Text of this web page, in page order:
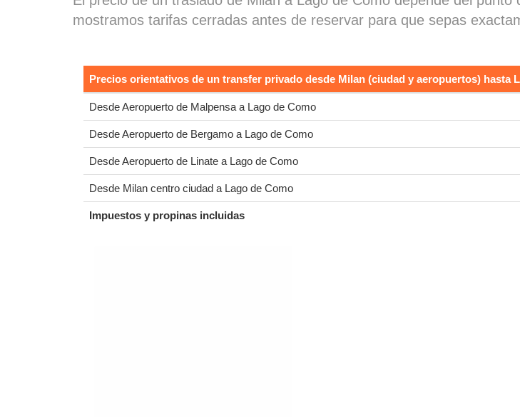
mostramos tarifas cerradas antes de reservar para que sepas
Precios orientativos de un transfer privado desde Milan (ciudad y aeropuertos) hasta
Desde Aeropuerto de Malpensa a Lago de Como
Desde Aeropuerto de Bergamo a Lago de Como
Desde Aeropuerto de Linate a Lago de Como
Desde Milan centro ciudad a Lago de Como
Impuestos y propinas incluidas